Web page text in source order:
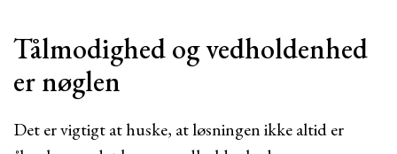
Tålmodighed og vedholdenhed
er nøglen
Det er vigtigt at huske, at løsningen ikke altid er